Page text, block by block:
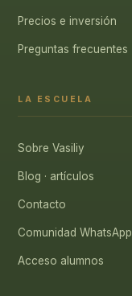
Precios e inversión
Preguntas frecuentes
LA ESCUELA
Sobre Vasiliy
Blog · artículos
Contacto
Comunidad WhatsApp
Acceso alumnos